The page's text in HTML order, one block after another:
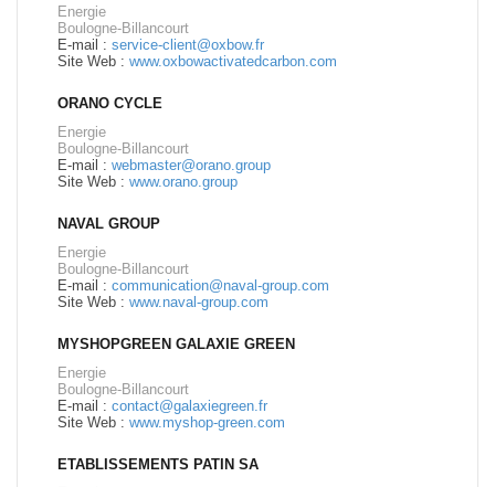
Energie
Boulogne-Billancourt
E-mail : service-client@oxbow.fr
Site Web : www.oxbowactivatedcarbon.com
ORANO CYCLE
Energie
Boulogne-Billancourt
E-mail : webmaster@orano.group
Site Web : www.orano.group
NAVAL GROUP
Energie
Boulogne-Billancourt
E-mail : communication@naval-group.com
Site Web : www.naval-group.com
MYSHOPGREEN GALAXIE GREEN
Energie
Boulogne-Billancourt
E-mail : contact@galaxiegreen.fr
Site Web : www.myshop-green.com
ETABLISSEMENTS PATIN SA